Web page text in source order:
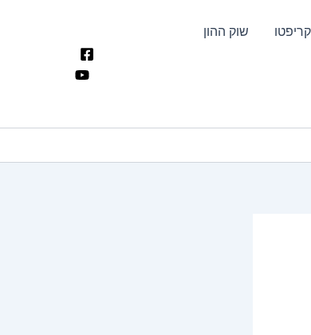
קריפטו שוק ההון